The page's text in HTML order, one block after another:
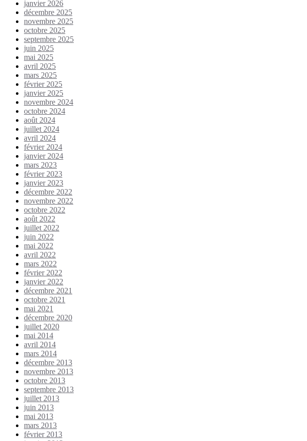
janvier 2026
décembre 2025
novembre 2025
octobre 2025
septembre 2025
juin 2025
mai 2025
avril 2025
mars 2025
février 2025
janvier 2025
novembre 2024
octobre 2024
août 2024
juillet 2024
avril 2024
février 2024
janvier 2024
mars 2023
février 2023
janvier 2023
décembre 2022
novembre 2022
octobre 2022
août 2022
juillet 2022
juin 2022
mai 2022
avril 2022
mars 2022
février 2022
janvier 2022
décembre 2021
octobre 2021
mai 2021
décembre 2020
juillet 2020
mai 2014
avril 2014
mars 2014
décembre 2013
novembre 2013
octobre 2013
septembre 2013
juillet 2013
juin 2013
mai 2013
mars 2013
février 2013